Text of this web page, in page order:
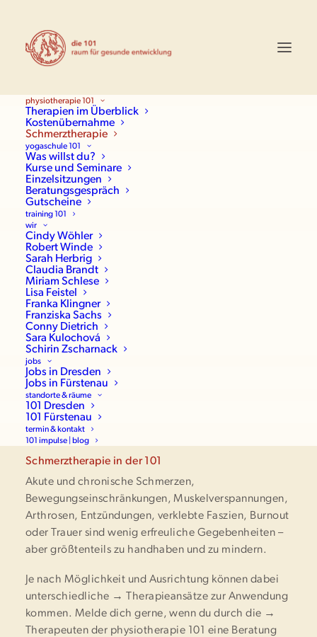
physiotherapie 101
Therapien im Überblick
Kostenübernahme
Schmerztherapie
yogaschule 101
Was willst du?
Kurse und Seminare
Einzelsitzungen
Beratungsgespräch
Gutscheine
training 101
wir
Cindy Wöhler
Robert Winde
Sarah Herbrig
Claudia Brandt
Miriam Schlese
Lisa Feistel
Franka Klingner
Franziska Sachs
Conny Dietrich
Sara Kulochová
Schirin Zscharnack
jobs
Jobs in Dresden
Jobs in Fürstenau
standorte & räume
101 Dresden
101 Fürstenau
termin & kontakt
101 impulse | blog
Schmerztherapie in der 101
Akute und chronische Schmerzen,
Bewegungseinschränkungen, Muskelverspannungen,
Arthrosen, Entzündungen, verklebte Faszien, Burnout
oder Trauer sind wenig erfreuliche Gegebenheiten –
aber größtenteils zu handhaben und zu mindern.
Je nach Möglichkeit und Ausrichtung können dabei
unterschiedliche → Therapieansätze zur Anwendung
kommen. Melde dich gerne, wenn du durch die →
Therapeuten der physiotherapie 101 eine Beratung